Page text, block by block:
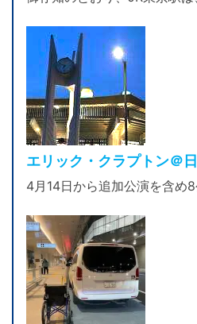
エリック・クラプトン＠
4月14日から追加公演を含め